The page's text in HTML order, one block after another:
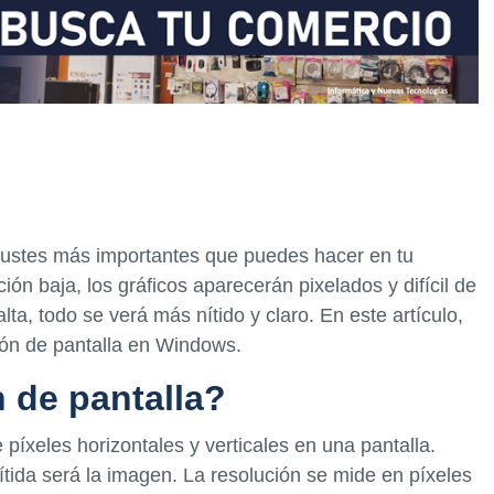
más importantes que puedes hacer en tu
baja, los gráficos aparecerán pixelados y difícil de
todo se verá más nítido y claro. En este artículo,
de pantalla en Windows.
de pantalla?
horizontales y verticales en una pantalla.
será la imagen. La resolución se mide en píxeles